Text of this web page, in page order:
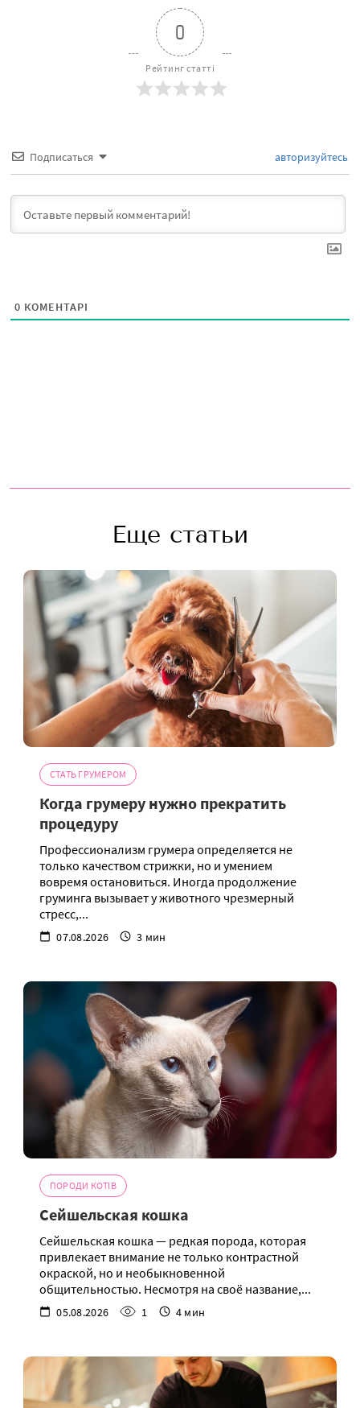
0
Рейтинг статті
Подписаться авторизуйтесь
0 КОМЕНТАРІ
Еще статьи
СТАТЬ ГРУМЕРОМ
Когда грумеру нужно прекратить
процедуру
Профессионализм грумера определяется не
только качеством стрижки, но и умением
вовремя остановиться. Иногда продолжение
груминга вызывает у животного чрезмерный
стресс,...
07.08.2026 3 мин
ПОРОДИ КОТІВ
Сейшельская кошка
Сейшельская кошка — редкая порода, которая
привлекает внимание не только контрастной
окраской, но и необыкновенной
общительностью. Несмотря на своё название,...
05.08.2026 1 4 мин